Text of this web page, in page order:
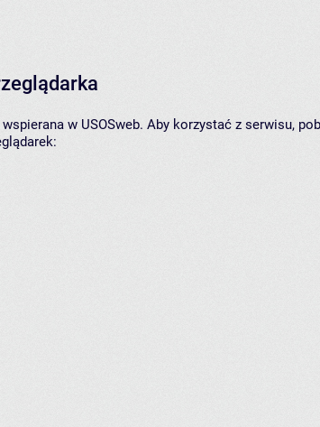
w USOSweb. Aby korzystać z serwisu,